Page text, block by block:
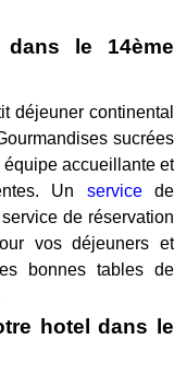
le 14ème
déjeuner continental
sucrées
accueillante et
Un servicede
de réservation
vos déjeuners et
bonnes tables de
hotel dans le